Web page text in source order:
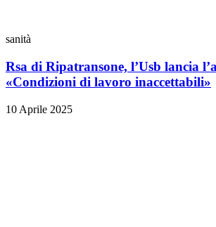
sanità
Rsa di Ripatransone, l’Usb lancia
«Condizioni di lavoro inaccettabili»
10 Aprile 2025